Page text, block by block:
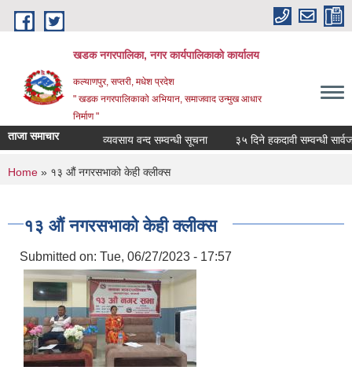
Skip to main content
खडक नगरपालिका, नगर कार्यपालिकाकाे कार्यालय
कल्याणपुर, सप्तरी, मधेश प्रदेश
" खडक नगरपालिकाको अभियान, समाजवाद उन्मुख आधार
निर्माण "
ताजा समाचार व्यवसाय वन्द सम्वन्धी सूचना ३५ दिने हकदावी सम्वन्धी
You are here
Home » १३ औं नगरसभाको केही क्लीक्स
१३ औं नगरसभाको केही क्लीक्स
Submitted on: Tue, 06/27/2023 - 17:57